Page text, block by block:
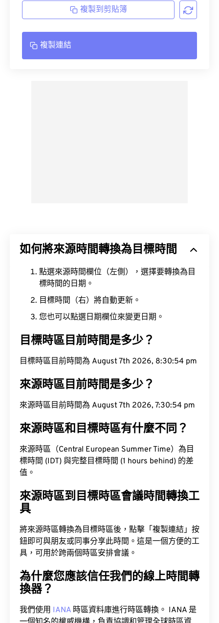
複製到剪貼簿
複製連結
如何將來源時間轉換為目標時間
點選來源時間欄位（左側），選擇要轉換為目
標時間的日期。
目標時間（右）將自動更新。
您也可以點選日期欄位來變更日期。
目標時區目前時間是多少？
目標時區目前時間為 August 7th 2026, 8:30:55 pm
來源時區目前時間是多少？
來源時區目前時間為 August 7th 2026, 7:30:55 pm
來源時區和目標時區有什麼不同？
來源時區（Central European Summer Time）為目
標時間 (IDT) 與完整目標時間 (1 hours behind) 的差
值。
來源時區到目標時區會議時間轉換工
具
將來源時區轉換為目標時區後，點擊「複製連結」按
鈕即可與朋友或同事分享此時間。這是一個方便的工
具，可用於跨兩個時區安排會議。
為什麼您應該信任我們的線上時間轉
換器？
我們使用 IANA 時區資料庫進行時區轉換。 IANA 是